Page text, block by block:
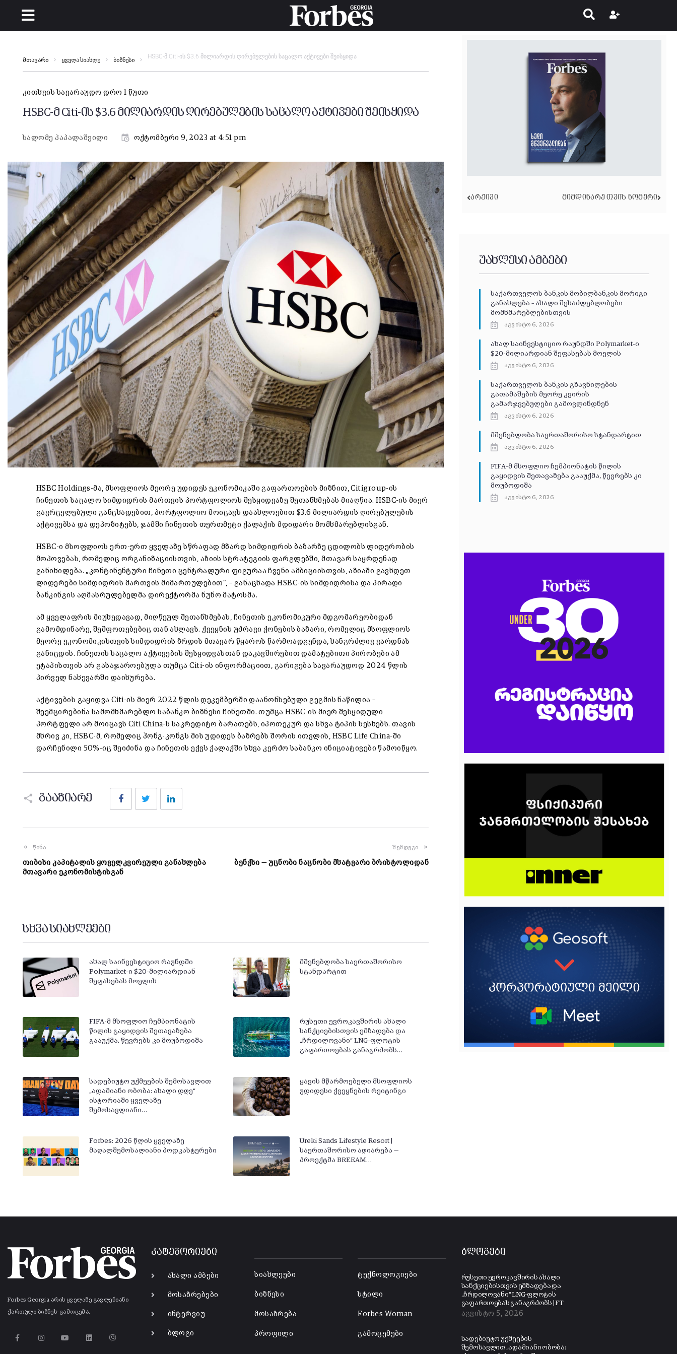
მთავარი ყველა სიახლე ბიზნესი
HSBC-მ Citi-ის $3.6 მილიარდის ღირებულების საცალო აქტივები შეისყიდა
კითხვის სავარაუდო დრო 1 წუთი
HSBC-მ Citi-ის $3.6 მილიარდის ღირებულების საცალო აქტივები შეისყიდა
სალომე პაპალაშვილი ოქტომბერი 9, 2023 at 4:51 pm
HSBC Holdings-მა, მსოფლიოს მეორე უდიდეს ეკონომიკაში გაფართოების მიზნით, Citigroup-ის
ჩინეთის საცალო სიმდიდრის მართვის პორტფოლიოს შესყიდვაზე შეთანხმებას მიაღწია. HSBC-ის მიერ
გავრცელებული განცხადებით, პორტფოლიო მოიცავს დაახლოებით $3.6 მილიარდის ღირებულების
აქტივებსა და დეპოზიტებს, ჯამში ჩინეთის თერთმეტი ქალაქის მდიდარი მომხმარებლისგან.
HSBC-ი მსოფლიოს ერთ-ერთ ყველაზე სწრაფად მზარდ სიმდიდრის ბაზარზე ცდილობს ლიდერობის
მოპოვებას, რომელიც ორგანიზაციისთვის, აზიის სტრატეგიის ფარგლებში, მთავარ საყრდენად
განიხილება. „კონტინენტური ჩინეთი ცენტრალური ფიგურაა ჩვენი ამბიციისთვის, აზიაში გავხდეთ
ლიდერები სიმდიდრის მართვის მიმართულებით“, – განაცხადა HSBC-ის სიმდიდრისა და პირადი
ბანკინგის აღმასრულებელმა დირექტორმა ნუნო მატოსმა.
ამ ყველაფრის მიუხედავად, მიღწეულ შეთანხმებას, ჩინეთის ეკონომიკური მდგომარეობიდან
გამომდინარე, შეშფოთებებიც თან ახლავს. ქვეყნის უძრავი ქონების ბაზარი, რომელიც მსოფლიოს
მეორე ეკონომიკისთვის სიმდიდრის ზრდის მთავარ წყაროს წარმოადგენდა, ხანგრძლივ ვარდნას
განიცდის. ჩინეთის საცალო აქტივების შესყიდვასთან დაკავშირებით დამატებითი პირობები ამ
ეტაპისთვის არ გასაჯაროებულა თუმცა Citi-ის ინფორმაციით, გარიგება სავარაუდოდ 2024 წლის
პირველ ნახევარში დაიხურება.
აქტივების გაყიდვა Citi-ის მიერ 2022 წლის დეკემბერში დაანონსებული გეგმის ნაწილია –
შეემცირებინა სამომხმარებლო საბანკო ბიზნესი ჩინეთში. თუმცა HSBC-ის მიერ შესყიდული
პორტფელი არ მოიცავს Citi China-ს საკრედიტო ბარათებს, იპოთეკურ და სხვა ტიპის სესხებს. თავის
მხრივ კი, HSBC-მ, რომელიც ჰონგ-კონგს მის უდიდეს ბაზრებს შორის ითვლის, HSBC Life China-ში
დარჩენილი 50%-იც შეიძინა და ჩინეთის ექვს ქალაქში სხვა კერძო საბანკო ინიციატივები წამოიწყო.
გააზიარე
FacebookTwitter
წინა
თიბისი კაპიტალის ყოველკვირეული განახლება
მთავარი ეკონომისტისგან
შემდეგი
ბენქსი — უცნობი ნაცნობი მხატვარი ბრისტოლიდან
სხვა სიახლეები
ახალ საინვესტიციო რაუნდში
Polymarket-ი $20-მილიარდიან
შეფასებას მოელის
მშენებლობა საერთაშორისო
სტანდარტით
FIFA-მ მსოფლიო ჩემპიონატის
წილის გაყიდვის შეთავაზება
გააუქმა, წევრებს კი მოუბოდიშა
რუსეთი ევროკავშირის ახალი
სანქციებისთვის ემზადება და
„ჩრდილოვანი“ LNG-ფლოტის
გაფართოებას განაგრძობს…
სადებიუტო უქმეების შემოსავლით
„ადამიანი ობობა: ახალი დღე“
ისტორიაში ყველაზე
შემოსავლიანი…
ყავის მწარმოებელი მსოფლიოს
უდიდესი ქვეყნების რეიტინგი
Forbes: 2026 წლის ყველაზე
მაღალშემოსალიანი პოდკასტერები
Ureki Sands Lifestyle Resort |
საერთაშორისო აღიარება —
პროექტმა BREEAM…
ᲐᲠᲥᲘᲕᲘ ᲛᲘᲛᲓᲘᲜᲐᲠᲔ ᲗᲕᲘᲡ ᲜᲝᲛᲔᲠᲘ
უახლესი ამბები
საქართველოს ბანკის მობილბანკის მორიგი
განახლება – ახალი შესაძლებლობები
მომხმარებლებისთვის
აგვისტო 6, 2026
ახალ საინვესტიციო რაუნდში Polymarket-ი
$20-მილიარდიან შეფასებას მოელის
აგვისტო 6, 2026
საქართველოს ბანკის გზავნილების
გათამაშების მეორე კვირის
გამარჯვებულები გამოვლინდნენ
აგვისტო 6, 2026
მშენებლობა საერთაშორისო სტანდარტით
აგვისტო 6, 2026
FIFA-მ მსოფლიო ჩემპიონატის წილის
გაყიდვის შეთავაზება გააუქმა, წევრებს კი
მოუბოდიშა
აგვისტო 6, 2026
Forbes Georgia არის ყველაზე გავლენიანი
ქართული ბიზნეს-გამოცემა.
კატეგორიები
ახალი ამბები
მოსაზრებები
ინტერვიუ
ბლოგი
სიახლეები
ბიზნესი
მოსაზრება
პროფილი
ტექნოლოგიები
სტილი
Forbes Woman
გამოცემები
ბლოგები
რუსეთი ევროკავშირის ახალი
სანქციებისთვის ემზადება და
„ჩრდილოვანი“ LNG-ფლოტის
გაფართოებას განაგრძობს | FT
აგვისტო 5, 2026
სადებიუტო უქმეების
შემოსავლით „ადამიანი ობობა: